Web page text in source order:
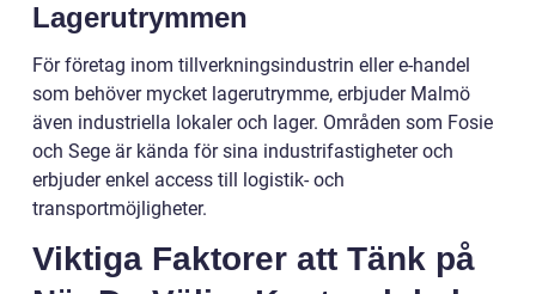
Lagerutrymmen
För företag inom tillverkningsindustrin eller e-handel
som behöver mycket lagerutrymme, erbjuder Malmö
även industriella lokaler och lager. Områden som Fosie
och Sege är kända för sina industrifastigheter och
erbjuder enkel access till logistik- och
transportmöjligheter.
Viktiga Faktorer att Tänk på